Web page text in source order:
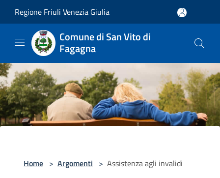
Regione Friuli Venezia Giulia
Comune di San Vito di
Fagagna
Home > Argomenti > Assistenza agli invalidi